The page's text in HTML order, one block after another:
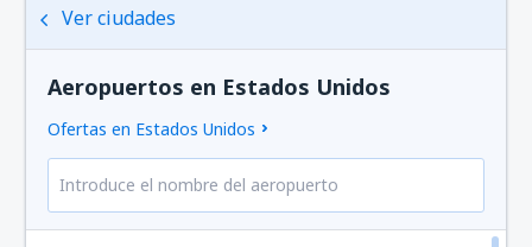
Ver ciudades
Aeropuertos en Estados Unidos
Ofertas en Estados Unidos